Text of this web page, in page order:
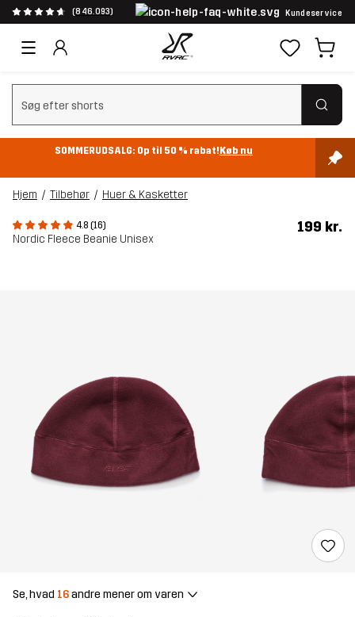
(846.093) Kundeservice
Ryd søgning
SOMMERUDSALG: Op til 50 % rabat!Køb nu
Hjem Tilbehør Huer & Kasketter
4.8 (16)
Nordic Fleece Beanie Unisex
199 kr.
Se, hvad 16andre mener om varen